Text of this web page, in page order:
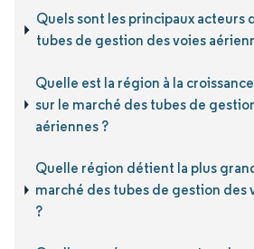
Quels sont les principaux acteurs
tubes de gestion des voies
Quelle est la région à la
sur le marché des tubes de
aériennes ?
Quelle région détient la plus
marché des tubes de gestion des
?